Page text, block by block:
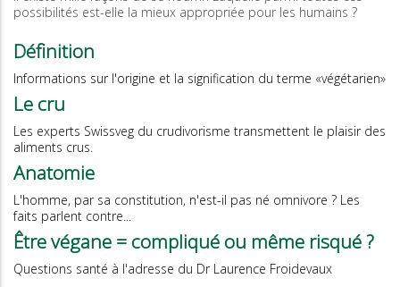
possibilités est-elle la mieux appropriée pour les humains ?
Définition
Informations sur l'origine et la signification du terme «végétarien»
Le cru
Les experts Swissveg du crudivorisme transmettent le plaisir des
aliments crus.
Anatomie
L'homme, par sa constitution, n'est-il pas né omnivore ? Les
faits parlent contre...
Être végane = compliqué ou même risqué ?
Questions santé à l'adresse du Dr Laurence Froidevaux